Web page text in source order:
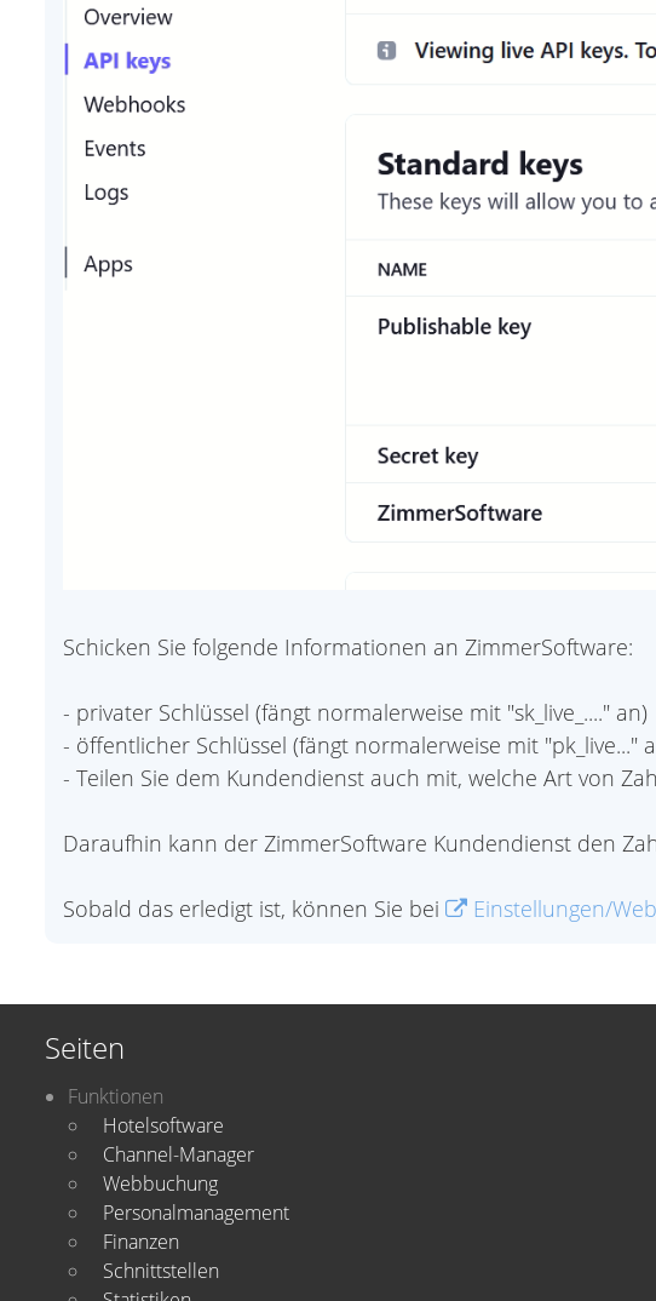
Schicken Sie folgende Informationen an ZimmerSoftware:
- privater Schlüssel (fängt normalerweise mit "sk_live_...." an)
- öffentlicher Schlüssel (fängt normalerweise mit "pk_live..."
- Teilen Sie dem Kundendienst auch mit, welche Art von
Daraufhin kann der ZimmerSoftware Kundendienst den
Sobald das erledigt ist, können Sie bei Einstellungen/
Seiten
Funktionen
Hotelsoftware
Channel-Manager
Webbuchung
Personalmanagement
Finanzen
Schnittstellen